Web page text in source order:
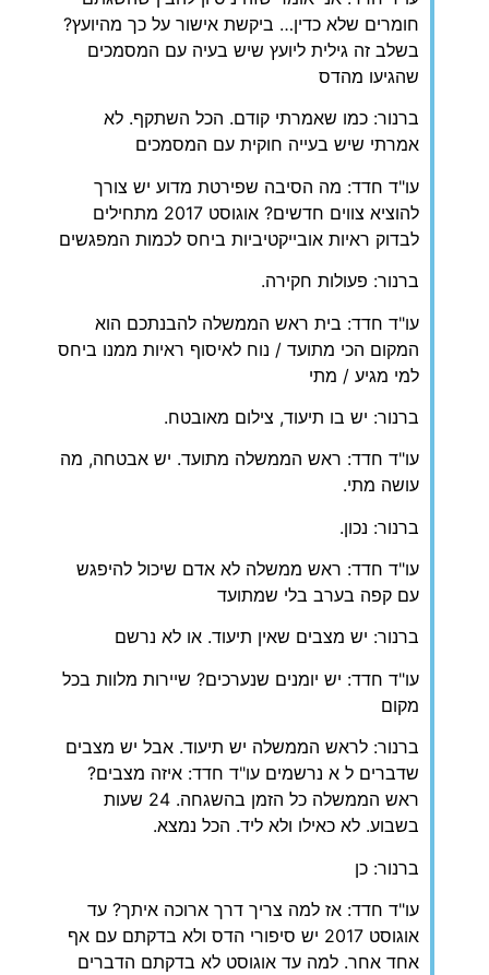
חומרים שלא כדין… ביקשת אישור על כך מהיועץ?
בשלב זה גילית ליועץ שיש בעיה עם המסמכים
שהגיעו מהדס
ברנור: כמו שאמרתי קודם. הכל השתקף. לא
אמרתי שיש בעייה חוקית עם המסמכים
עו"ד חדד: מה הסיבה שפירטת מדוע יש צורך
להוציא צווים חדשים? אוגוסט 2017 מתחילים
לבדוק ראיות אובייקטיביות ביחס לכמות המפגשים
ברנור: פעולות חקירה.
עו"ד חדד: בית ראש הממשלה להבנתכם הוא
המקום הכי מתועד / נוח לאיסוף ראיות ממנו ביחס
למי מגיע / מתי
ברנור: יש בו תיעוד, צילום מאובטח.
עו"ד חדד: ראש הממשלה מתועד. יש אבטחה, מה
עושה מתי.
ברנור: נכון.
עו"ד חדד: ראש ממשלה לא אדם שיכול להיפגש
עם קפה בערב בלי שמתועד
ברנור: יש מצבים שאין תיעוד. או לא נרשם
עו"ד חדד: יש יומנים שנערכים? שיירות מלוות בכל
מקום
ברנור: לראש הממשלה יש תיעוד. אבל יש מצבים
שדברים ל א נרשמים עו"ד חדד: איזה מצבים?
ראש הממשלה כל הזמן בהשגחה. 24 שעות
בשבוע. לא כאילו ולא ליד. הכל נמצא.
ברנור: כן
עו"ד חדד: אז למה צריך דרך ארוכה איתך? עד
אוגוסט 2017 יש סיפורי הדס ולא בדקתם עם אף
אחד אחר. למה עד אוגוסט לא בדקתם הדברים